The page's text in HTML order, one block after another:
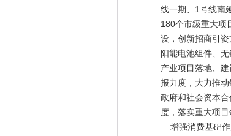
线一期、1号线南
180个市级重大项
设，创新招商引
阳能电池组件、
产业项目落地、
报力度，大力推
政府和社会资本
度，落实重大项
增强消费基础作